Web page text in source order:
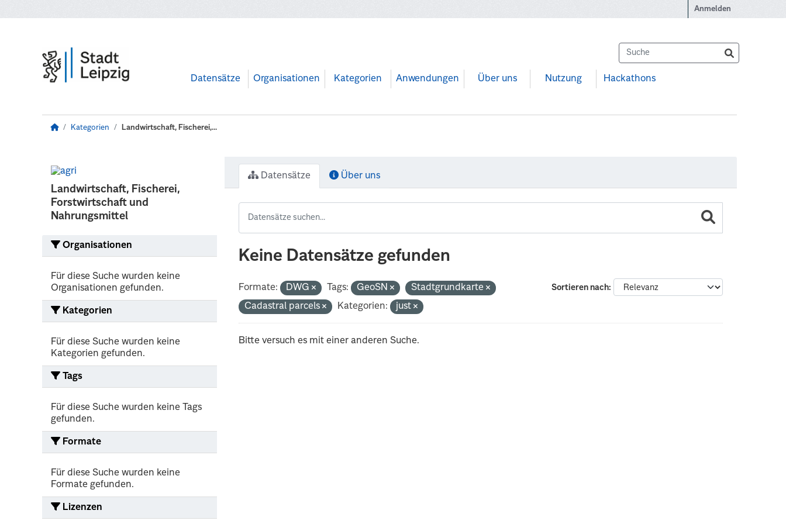
Anmelden
Datensätze Organisationen Kategorien Anwendungen Über uns Nutzung Hackathons
Kategorien Landwirtschaft, Fischerei,...
Landwirtschaft, Fischerei,
Forstwirtschaft und
Nahrungsmittel
Organisationen
Für diese Suche wurden keine
Organisationen gefunden.
Kategorien
Für diese Suche wurden keine
Kategorien gefunden.
Tags
Für diese Suche wurden keine Tags
gefunden.
Formate
Für diese Suche wurden keine
Formate gefunden.
Lizenzen
Datensätze Über uns
Keine Datensätze gefunden
Sortieren nach
Formate: DWG Tags: GeoSN
Stadtgrundkarte
Cadastral parcels
Kategorien: just
Bitte versuch es mit einer anderen Suche.